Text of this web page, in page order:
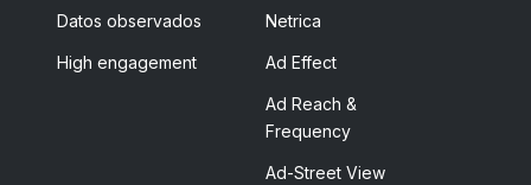
Datos observados
High engagement
Netrica
Ad Effect
Ad Reach &
Frequency
Ad-Street View